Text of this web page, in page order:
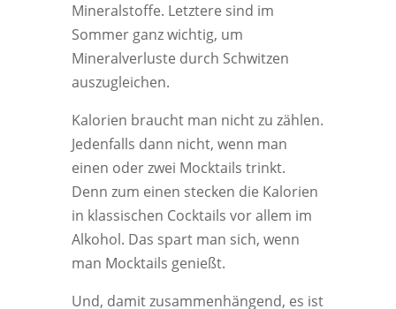
Mineralstoffe. Letztere sind im
Sommer ganz wichtig, um
Mineralverluste durch Schwitzen
auszugleichen.
Kalorien braucht man nicht zu zählen.
Jedenfalls dann nicht, wenn man
einen oder zwei Mocktails trinkt.
Denn zum einen stecken die Kalorien
in klassischen Cocktails vor allem im
Alkohol. Das spart man sich, wenn
man Mocktails genießt.
Und, damit zusammenhängend, es ist